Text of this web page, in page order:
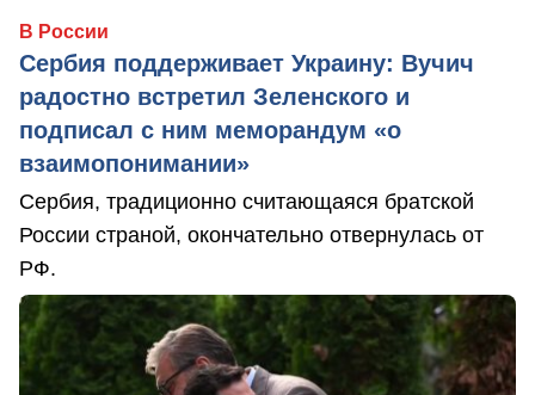
В России
Сербия поддерживает Украину: Вучич
радостно встретил Зеленского и
подписал с ним меморандум «о
взаимопонимании»
Сербия, традиционно считающаяся братской
России страной, окончательно отвернулась от
РФ.